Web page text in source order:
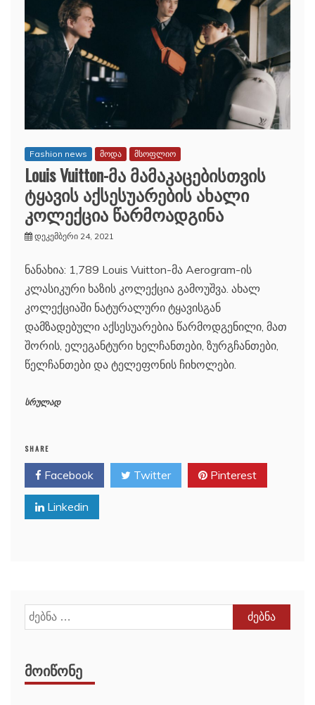
Fashion news მოდა მსოფლიო
Louis Vuitton-მა მამაკაცებისთვის
ტყავის აქსესუარების ახალი
კოლექცია წარმოადგინა
დეკემბერი 24, 2021
ნანახია: 1,789 Louis Vuitton-მა Aerogram-ის
კლასიკური ხაზის კოლექცია გამოუშვა. ახალ
კოლექციაში ნატურალური ტყავისგან
დამზადებული აქსესუარებია წარმოდგენილი, მათ
შორის, ელეგანტური ხელჩანთები, ზურგჩანთები,
წელჩანთები და ტელეფონის ჩიხოლები.
სრულად
SHARE
Facebook Twitter Pinterest
Linkedin
ძებნა:
ᲛᲝᲘᲬᲝᲜᲔ